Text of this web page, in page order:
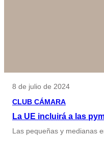
8 de julio de 2024
CLUB CÁMARA
La UE incluirá a las
Las pequeñas y medianas